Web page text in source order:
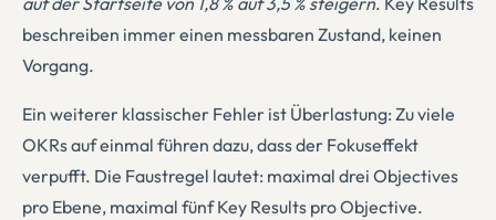
beschreiben immer einen messbaren Zustand, keinen
Vorgang.
Ein weiterer klassischer Fehler ist Überlastung: Zu viele
OKRs auf einmal führen dazu, dass der Fokuseffekt
verpufft. Die Faustregel lautet: maximal drei Objectives
pro Ebene, maximal fünf Key Results pro Objective.